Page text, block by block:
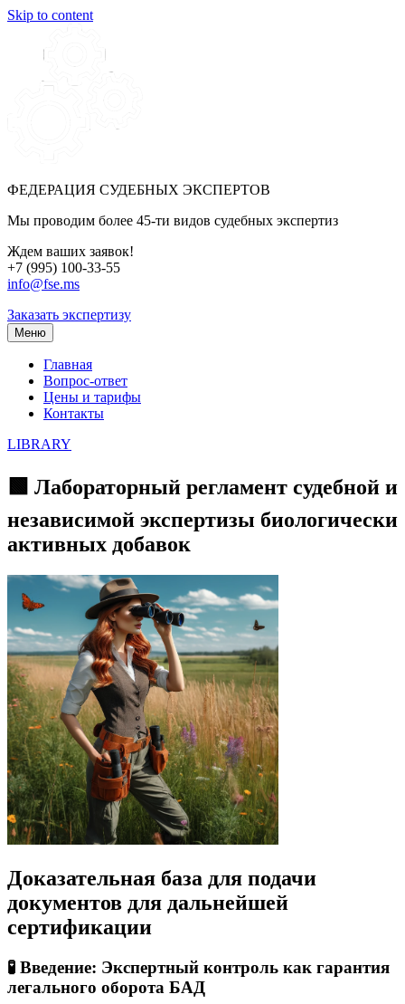
Skip to content
ФЕДЕРАЦИЯ СУДЕБНЫХ ЭКСПЕРТОВ
Мы проводим более 45-ти видов судебных экспертиз
Ждем ваших заявок!
+7 (995) 100-33-55
info@fse.ms
Заказать экспертизу
Меню
Главная
Вопрос-ответ
Цены и тарифы
Контакты
LIBRARY
🟩 Лабораторный регламент судебной и
независимой экспертизы биологически
активных добавок
Доказательная база для подачи
документов для дальнейшей
сертификации
🧪 Введение: Экспертный контроль как гарантия
легального оборота БАД